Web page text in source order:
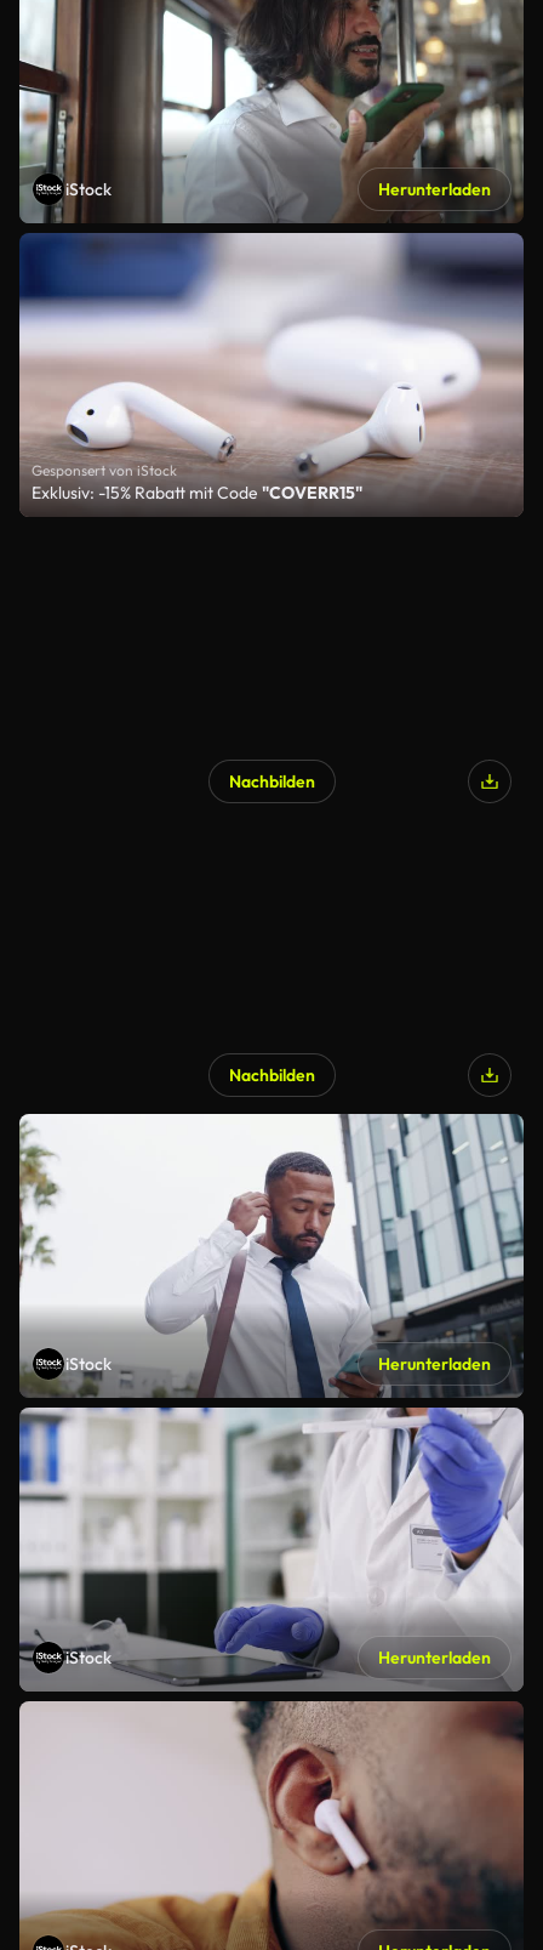
iStock Herunterladen
Gesponsert von iStock
Exklusiv: -15% Rabatt mit Code"COVERR15"
Nachbilden
Nachbilden
iStock Herunterladen
iStock Herunterladen